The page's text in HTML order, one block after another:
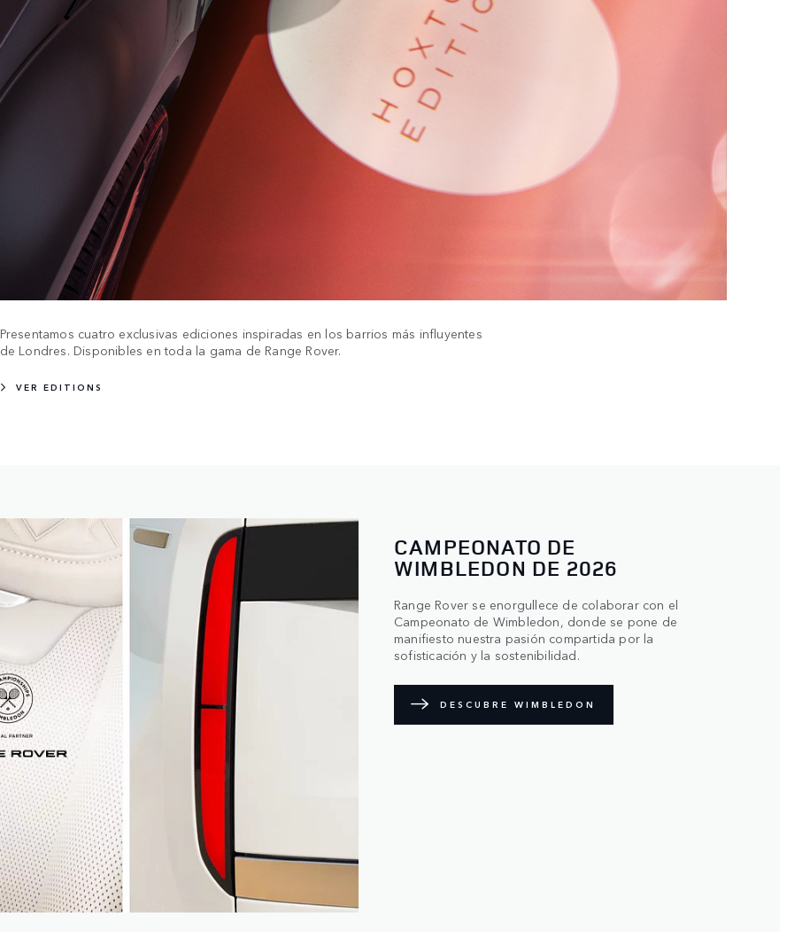
Presentamos cuatro exclusivas ediciones inspiradas en los barrios más influyentes
de Londres. Disponibles en toda la gama de Range Rover.
VER EDITIONS
CAMPEONATO DE
WIMBLEDON DE 2026
Range Rover se enorgullece de colaborar con el
Campeonato de Wimbledon, donde se pone de
manifiesto nuestra pasión compartida por la
sofisticación y la sostenibilidad.
DESCUBRE WIMBLEDON